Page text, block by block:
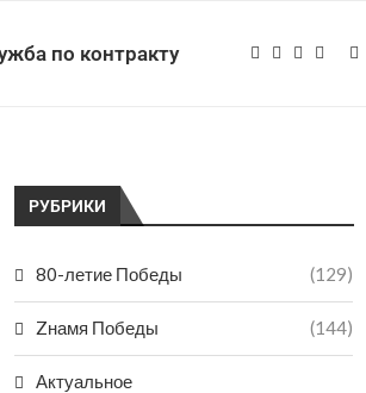
по контракту
РУБРИКИ
80-летие Победы (129)
Zнамя Победы (144)
Актуальное